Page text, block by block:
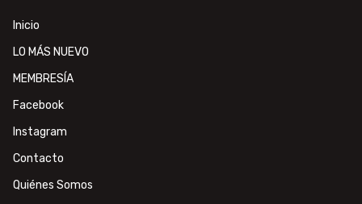
Inicio
LO MÁS NUEVO
MEMBRESÍA
Facebook
Instagram
Contacto
Quiénes Somos